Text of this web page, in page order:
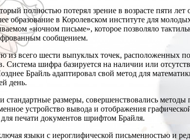
полностью потерял зрение в возрасте пяти
образование в Королевском институте для
«ночном письме», которое позволяло
сообщением.
из всего шести выпуклых точек, расположенных
шифра базируется на наличии или
Брайль адаптировал свой метод для
день.
размеры, совершенствовались
устройство вывода и отображения
печати документов шрифтом Брайля.
языки с иероглифической письменностью и